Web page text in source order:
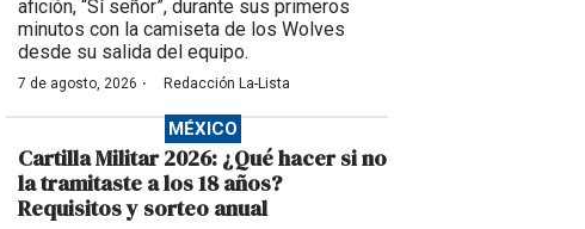
afición, “Sí señor”, durante sus primeros
minutos con la camiseta de los Wolves
desde su salida del equipo.
7 de agosto, 2026 · Redacción La-Lista
MÉXICO
Cartilla Militar 2026: ¿Qué hacer si no
la tramitaste a los 18 años?
Requisitos y sorteo anual